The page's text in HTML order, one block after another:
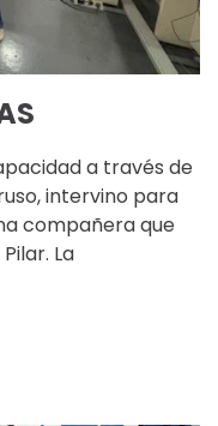
a través de
intervino para
compañera que
La